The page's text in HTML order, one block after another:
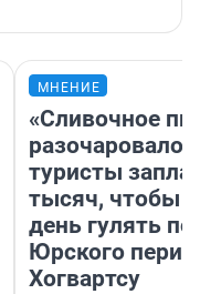
МНЕНИЕ
«Сливочное
разочаровало»:
туристы
тысяч, чтобы
день гулять по
Юрского
Хогвартсу